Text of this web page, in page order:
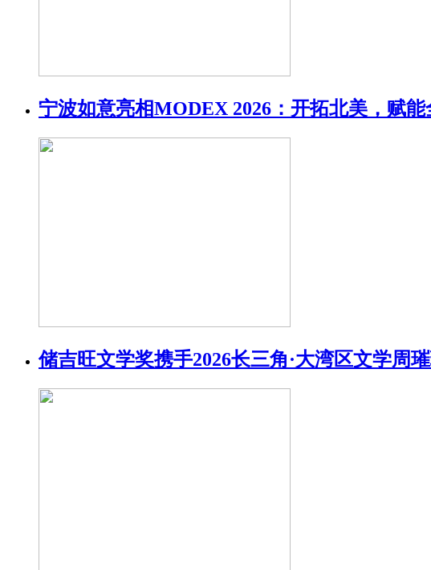
宁波如意亮相MODEX 2026：开拓北美，赋
储吉旺文学奖携手2026长三角·大湾区文学周